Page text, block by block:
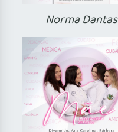
Norma Dantas